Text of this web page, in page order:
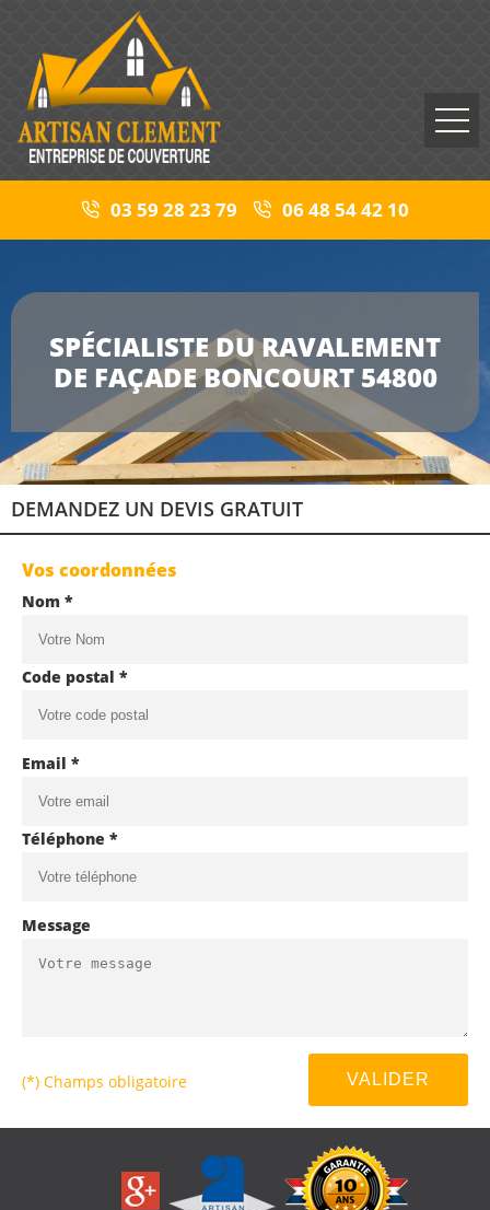
03 59 28 23 79 06 48 54 42 10
SPÉCIALISTE DU RAVALEMENT
DE FAÇADE BONCOURT 54800
DEMANDEZ UN DEVIS GRATUIT
Vos coordonnées
Nom *
Code postal *
Email *
Téléphone *
Message
(*) Champs obligatoire